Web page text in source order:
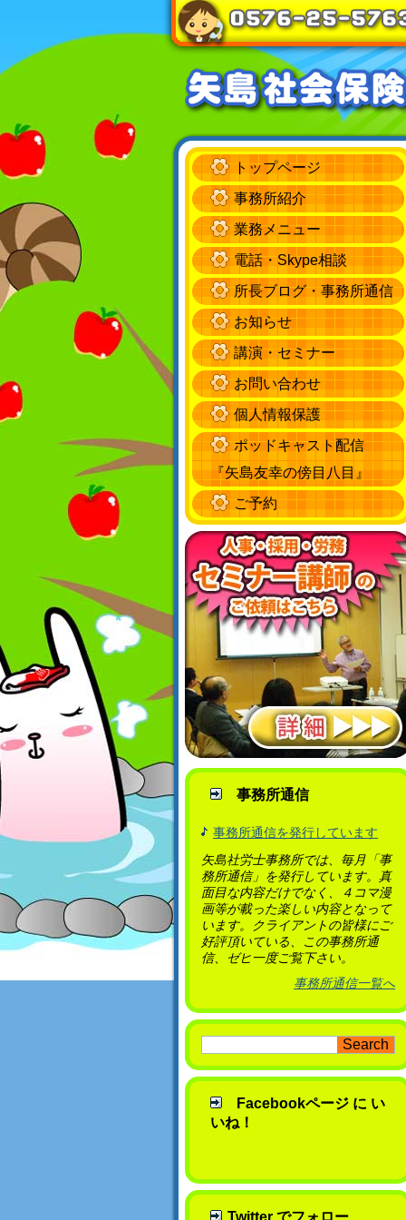
トップページ
事務所紹介
業務メニュー
電話・Skype相談
所長ブログ・事務所通信
お知らせ
講演・セミナー
お問い合わせ
個人情報保護
ポッドキャスト配信
『矢島友幸の傍目八目』
ご予約
事務所通信
事務所通信を発行しています
矢島社労士事務所では、毎月「事
務所通信」を発行しています。真
面目な内容だけでなく、４コマ漫
画等が載った楽しい内容となって
います。クライアントの皆様にご
好評頂いている、この事務所通
信、ゼヒ一度ご覧下さい。
事務所通信一覧へ
Facebookページ に い
いね！
Twitter でフォロー